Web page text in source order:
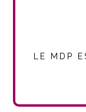
LE MDP